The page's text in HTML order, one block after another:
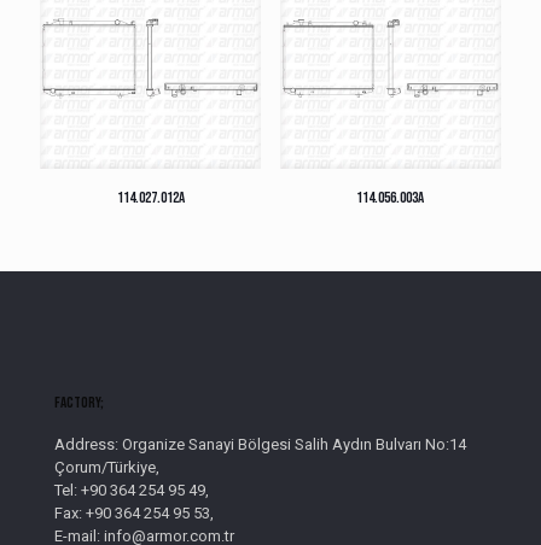
114.027.012A 114.056.003A
Factory;
Address: Organize Sanayi Bölgesi Salih Aydın Bulvarı No:14
Çorum/Türkiye,
Tel: +90 364 254 95 49,
Fax: +90 364 254 95 53,
E-mail: info@armor.com.tr